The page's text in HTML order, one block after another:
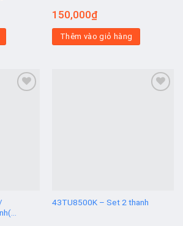
150,000₫
Thêm vào giỏ hàng
43TU8500K – Set 2 thanh